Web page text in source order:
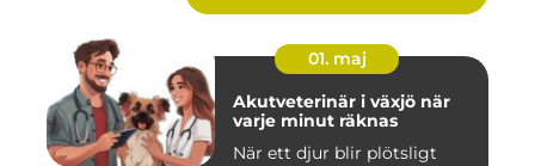
01. maj
Akutveterinär i växjö när
varje minut räknas
När ett djur blir plötsligt